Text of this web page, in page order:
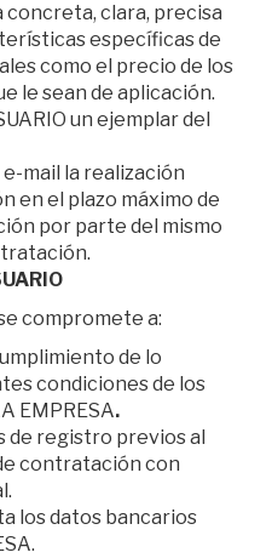
clara, precisa
específicas de
como el precio de los
le sean de aplicación.
un ejemplar del
e-mail la realización
en el plazo máximo de
por parte del mismo
compromete a:
de lo
condiciones de los
EMPRESA.
de registro previos al
contratación con
los datos bancarios